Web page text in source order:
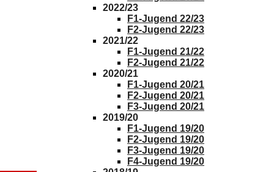
2022/23
F1-Jugend 22/23
F2-Jugend 22/23
2021/22
F1-Jugend 21/22
F2-Jugend 21/22
2020/21
F1-Jugend 20/21
F2-Jugend 20/21
F3-Jugend 20/21
2019/20
F1-Jugend 19/20
F2-Jugend 19/20
F3-Jugend 19/20
F4-Jugend 19/20